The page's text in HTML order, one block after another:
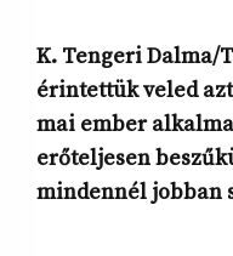
K. Tengeri Dalma/
érintettük veled
mai ember
erőteljesen
mindennél jobban